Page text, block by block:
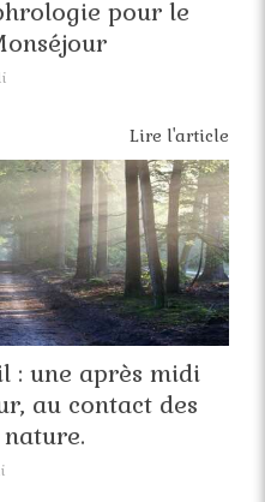
pour le
Lire l'article
: une après midi
au contact des